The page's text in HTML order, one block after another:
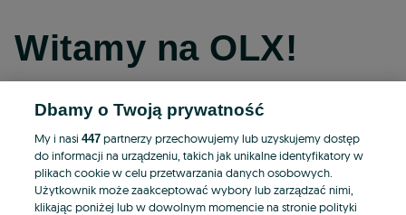
Witamy na OLX!
Kontynuuj przez Facebooka
Kontynuuj przez konto Apple
Dbamy o Twoją prywatność
My i nasi447 partnerzy przechowujemy lub uzyskujemy dostęp
do informacji na urządzeniu, takich jak unikalne identyfikatory w
plikach cookie w celu przetwarzania danych osobowych.
Użytkownik może zaakceptować wybory lub zarządzać nimi,
klikając poniżej lub w dowolnym momencie na stronie polityki